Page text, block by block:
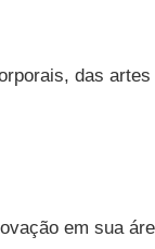
das
em sua